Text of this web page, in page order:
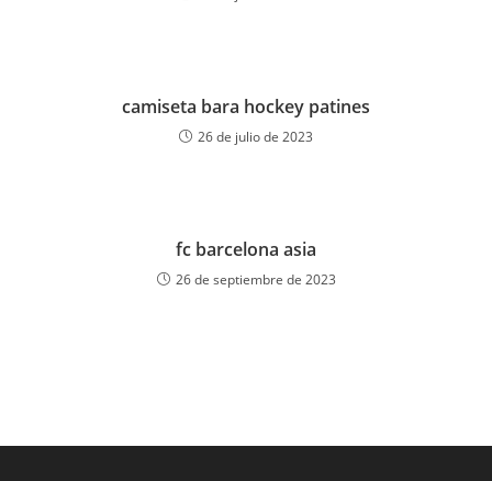
camiseta bara hockey patines
26 de julio de 2023
fc barcelona asia
26 de septiembre de 2023